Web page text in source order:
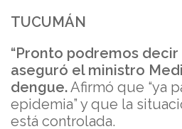
TUCUMÁN
“Pronto podremos decir
aseguró el ministro
dengue.Afirmó que “ya
epidemia” y que la
está controlada.